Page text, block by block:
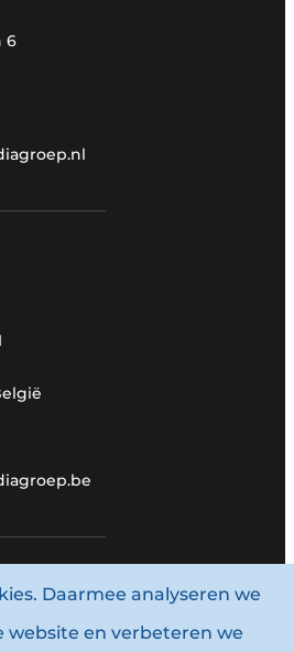
6
Louwersmediagroep.
Daarmee analyseren we
website en verbeteren we